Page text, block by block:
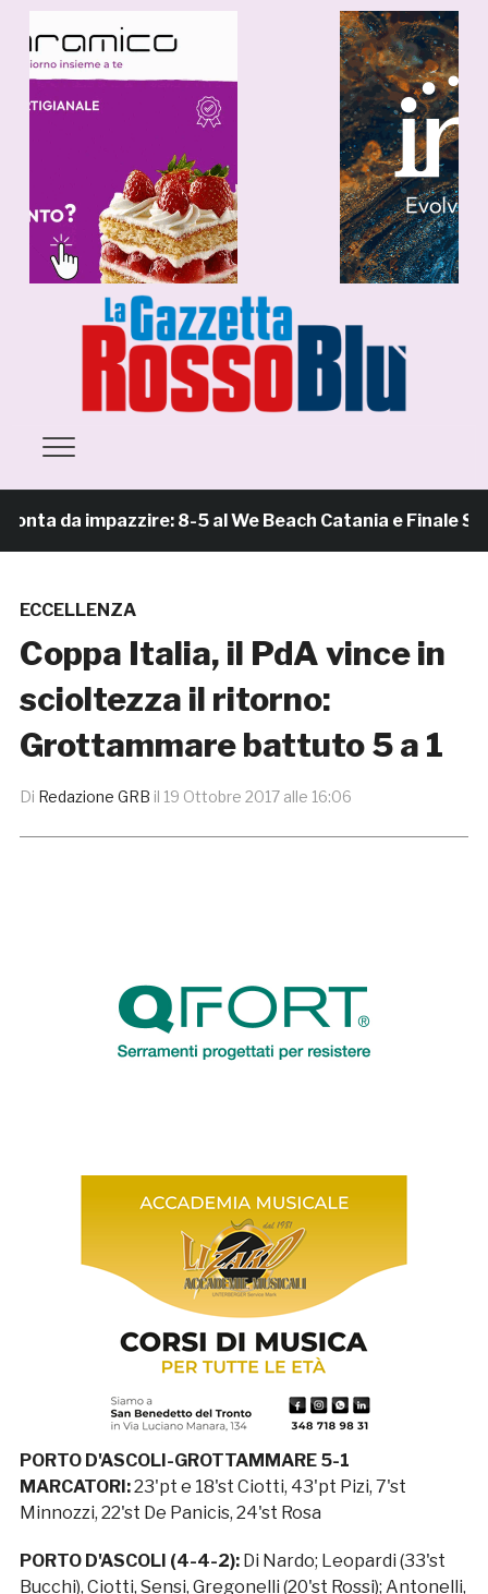
da impazzire: 8-5 al We Beach Catania e Finale
ECCELLENZA
Coppa Italia, il PdA vince in
scioltezza il ritorno:
Grottammare battuto 5 a 1
Di Redazione GRB il 19 Ottobre 2017 alle 16:06
PORTO D'ASCOLI-GROTTAMMARE 5-1
MARCATORI:23'pt e 18'st Ciotti, 43'pt Pizi, 7'st
Minnozzi, 22'st De Panicis, 24'st Rosa
PORTO D'ASCOLI (4-4-2):Di Nardo; Leopardi (33'st
Bucchi), Ciotti, Sensi, Gregonelli (20'st Rossi); Antonelli,